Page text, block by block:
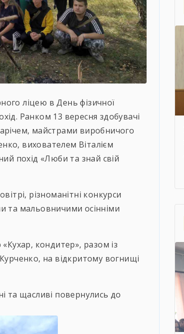
ліцею в День фізичної
Ранком 13 вересня здобувачі
майстрами виробничого
вихователем Віталієм
похід «Люби та знай свій
різноманітні конкурси
та мальовничими осінніми
кондитер», разом із
на відкритому вогнищі
та щасливі повернулись до